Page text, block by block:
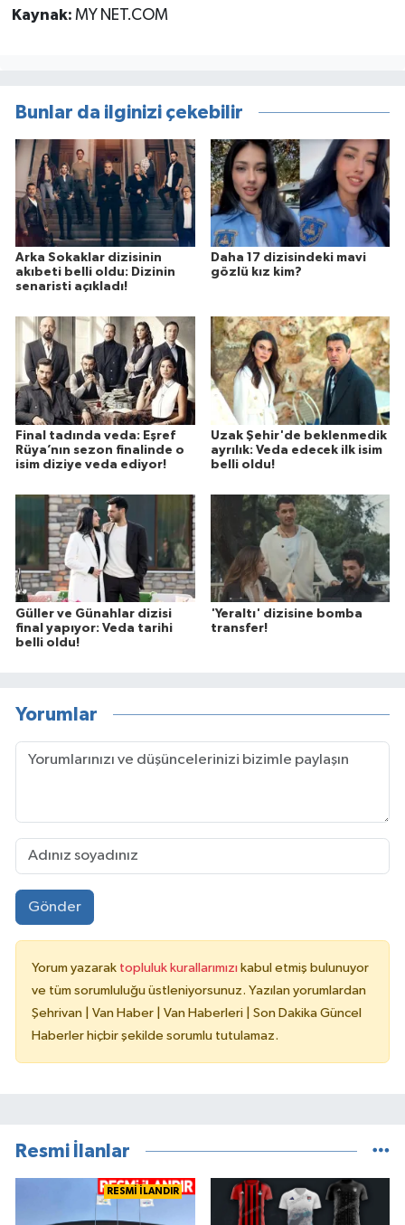
Kaynak: MY NET.COM
Bunlar da ilginizi çekebilir
Arka Sokaklar dizisinin
akıbeti belli oldu: Dizinin
senaristi açıkladı!
Daha 17 dizisindeki mavi
gözlü kız kim?
Final tadında veda: Eşref
Rüya’nın sezon finalinde o
isim diziye veda ediyor!
Uzak Şehir'de beklenmedik
ayrılık: Veda edecek ilk isim
belli oldu!
Güller ve Günahlar dizisi
final yapıyor: Veda tarihi
belli oldu!
'Yeraltı' dizisine bomba
transfer!
Yorumlar
Gönder
Yorum yazarak topluluk kurallarımızı kabul etmiş bulunuyor
ve tüm sorumluluğu üstleniyorsunuz. Yazılan yorumlardan
Şehrivan | Van Haber | Van Haberleri | Son Dakika Güncel
Haberler hiçbir şekilde sorumlu tutulamaz.
Resmi İlanlar
RESMİ İLANDIR